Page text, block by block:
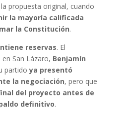
propuesta original, cuando
la mayoría calificada
la Constitución.
reservas. El
San Lázaro, Benjamín
partidoya presentó
la negociación, pero que
del proyecto antes de
definitivo.